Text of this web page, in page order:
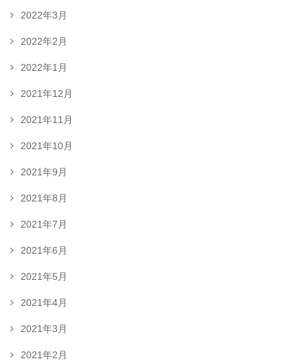
2022年3月
2022年2月
2022年1月
2021年12月
2021年11月
2021年10月
2021年9月
2021年8月
2021年7月
2021年6月
2021年5月
2021年4月
2021年3月
2021年2月